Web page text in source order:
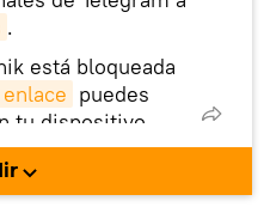
.
está bloqueada
puedes
tu dispositivo
en la red